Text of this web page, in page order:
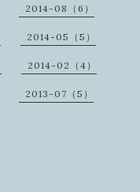
2014-08（6）
2014-05（5）
2014-02（4）
2013-07（5）